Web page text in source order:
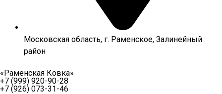
Московская область, г. Раменское, Залинейный
район
«Раменская Ковка»
+7 (999) 920-90-28
+7 (926) 073-31-46